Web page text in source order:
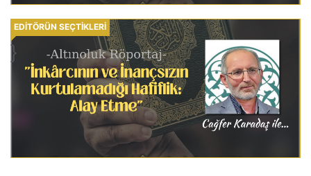
EDİTÖRÜN SEÇTİKLERİ
}